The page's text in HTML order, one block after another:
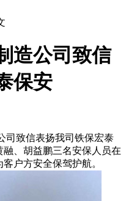
造公司致信
保安
致信表扬我司铁保宏泰
、胡益鹏三名安保人员在
户方安全保驾护航。